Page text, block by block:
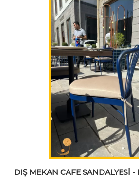
DIŞ MEKAN CAFE SANDALYESİ -